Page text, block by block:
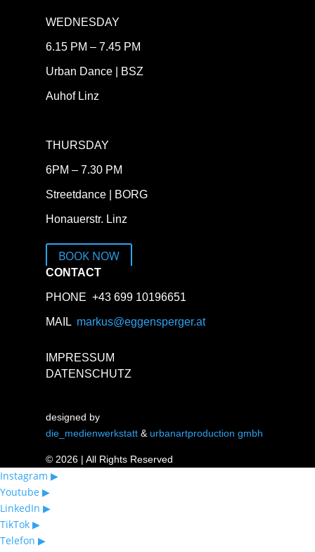
WEDNESDAY
6.15 PM – 7.45 PM
Urban Dance | BSZ
Auhof Linz
THURSDAY
6PM – 7.30 PM
Streetdance | BORG
Honauerstr. Linz
BOOK NOW
CONTACT
PHONE +43 699 10196651
MAIL markus@eggensperger.at
IMPRESSUM
DATENSCHUTZ
designed by
die_medienwerkstatt & urbanartproduction gmbh
© 2026 | All Rights Reserved
Instagram ▶︎
Youtube ▶︎
LinkedIn ▶︎
TikTok ▶︎
Telefon ▶︎